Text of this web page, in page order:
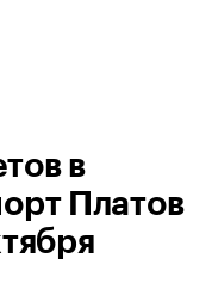
в
Платов